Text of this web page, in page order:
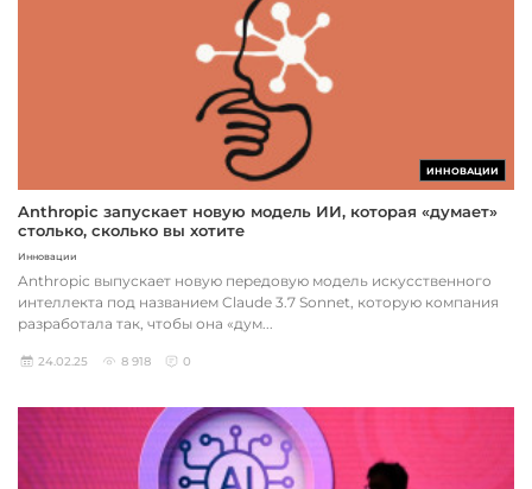
ИННОВАЦИИ
Anthropic запускает новую модель ИИ, которая «думает»
столько, сколько вы хотите
Инновации
Anthropic выпускает новую передовую модель искусственного
интеллекта под названием Claude 3.7 Sonnet, которую компания
разработала так, чтобы она «дум...
24.02.25 8 918 0